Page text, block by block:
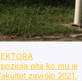
pita ko mu je
završio 2021.